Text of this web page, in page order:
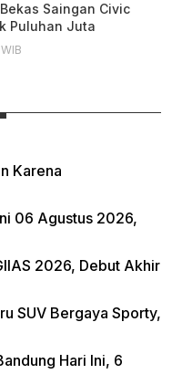
Saingan Civic
Puluhan Juta
Karena
06 Agustus 2026,
2026, Debut Akhir
SUV Bergaya Sporty,
Hari Ini, 6